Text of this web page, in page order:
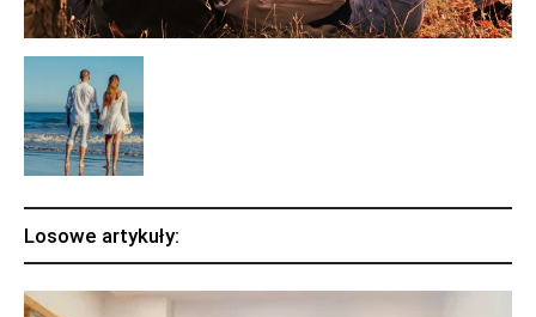
Losowe artykuły: